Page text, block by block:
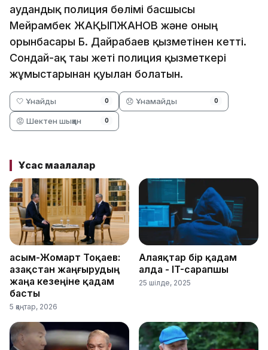
аудандық полиция бөлімі басшысы
Мейрамбек ЖАҚЫПЖАНОВ және оның
орынбасары Б. Дайрабаев қызметінен кетті.
Сондай-ақ тағы жеті полиция қызметкері
жұмыстарынан қуылған болатын.
🤍 Ұнайды 0 😞 Ұнамайды 0
😡 Шектен шыққан 0
Ұқсас мақалалар
Қасым-Жомарт Тоқаев:
Қазақстан жаңғырудың
жаңа кезеңіне қадам
басты
5 қаңтар, 2026
Алаяқтар бір қадам
алда - IT-сарапшы
25 шілде, 2025